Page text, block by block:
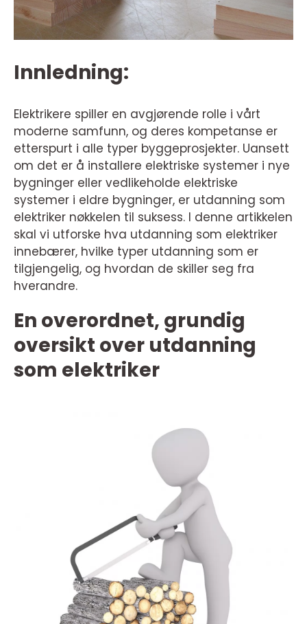
Innledning:
Elektrikere spiller en avgjørende rolle i vårt
moderne samfunn, og deres kompetanse er
etterspurt i alle typer byggeprosjekter. Uansett
om det er å installere elektriske systemer i nye
bygninger eller vedlikeholde elektriske
systemer i eldre bygninger, er utdanning som
elektriker nøkkelen til suksess. I denne artikkelen
skal vi utforske hva utdanning som elektriker
innebærer, hvilke typer utdanning som er
tilgjengelig, og hvordan de skiller seg fra
hverandre.
En overordnet, grundig
oversikt over utdanning
som elektriker